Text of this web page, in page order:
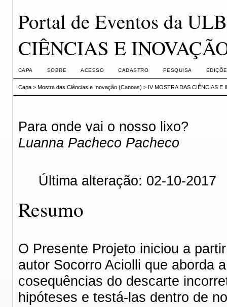
Portal de Eventos da
CIÊNCIAS E
CAPA SOBRE ACESSO CADASTRO PESQUISA
Capa> Mostra das Ciências e Inovação (Canoas) > IV MOSTRA DAS CIÊNCIAS E
Para onde vai o nosso lixo?
Luanna Pacheco Pacheco
Última alteração: 02-10-2017
Resumo
O Presente Projeto iniciou a
autor Socorro Aciolli que aborda
cosequências do descarte
hipóteses e testá-las dentro de